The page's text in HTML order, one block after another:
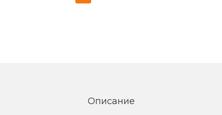
Описание